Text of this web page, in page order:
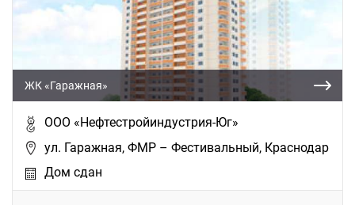
ЖК «Гаражная»
ООО «Нефтестройиндустрия-Юг»
ул. Гаражная, ФМР – Фестивальный, Краснодар
Дом сдан